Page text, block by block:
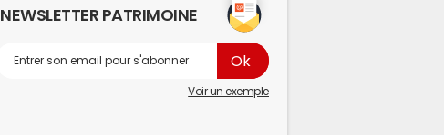
NEWSLETTER PATRIMOINE
Voir un exemple